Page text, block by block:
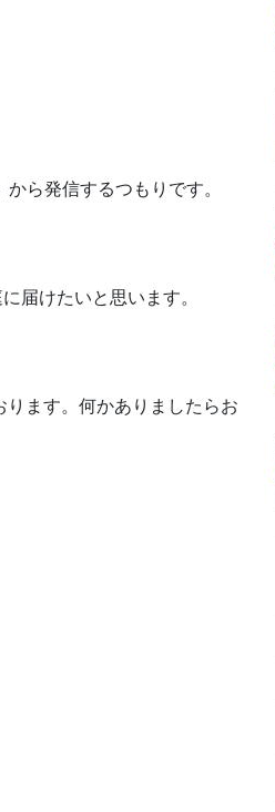
から発信するつもりです。
届けたいと思います。
ます。何かありましたらお